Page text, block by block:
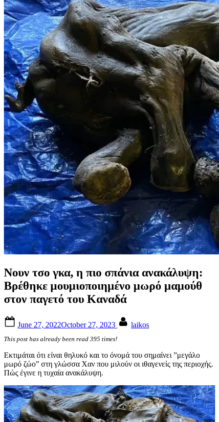
Νουν τσο γκα, η πιο σπάνια ανακάλυψη:
Βρέθηκε μουμιοποιημένο μωρό μαμούθ
στον παγετό του Καναδά
on
June 27, 2022October 27, 2023 laikos
This post has already been read 395 times!
Εκτιμάται ότι είναι θηλυκό και το όνομά του σημαίνει ”μεγάλο
μωρό ζώο” στη γλώσσα Χαν που μιλούν οι ιθαγενείς της περιοχής.
Πώς έγινε η τυχαία ανακάλυψη.